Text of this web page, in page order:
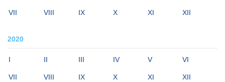
VII VIII IX X XI XII
2020
I II III IV V VI
VII VIII IX X XI XII